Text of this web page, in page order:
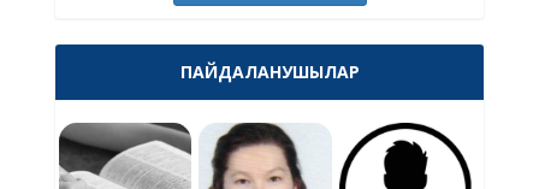
ПАЙДАЛАНУШЫЛАР